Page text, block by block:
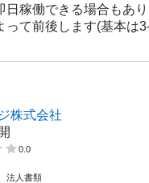
稼働できる場合もあり
て前後します(基本は
株式会社
0.0
法人書類